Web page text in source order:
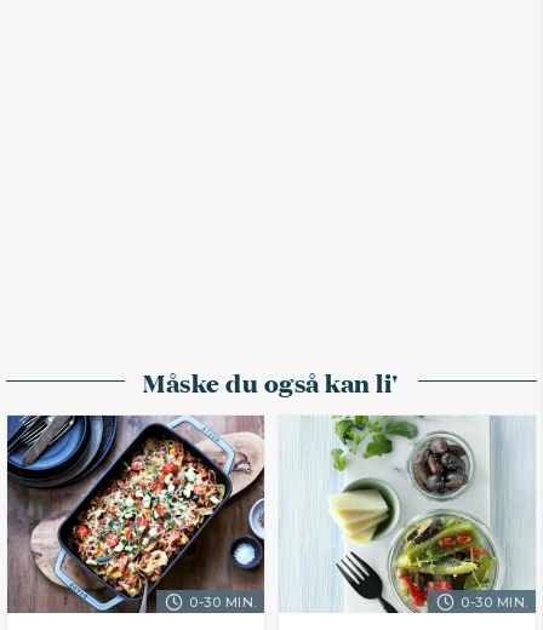
Måske du også kan li'
0-30 MIN. 0-30 MIN.